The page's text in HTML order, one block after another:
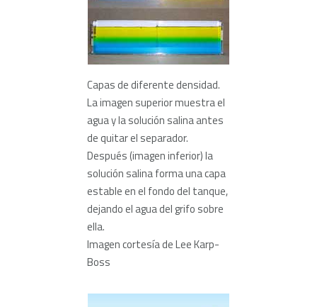
Capas de diferente densidad.
La imagen superior muestra el
agua y la solución salina antes
de quitar el separador.
Después (imagen inferior) la
solución salina forma una capa
estable en el fondo del tanque,
dejando el agua del grifo sobre
ella.
Imagen cortesía de Lee Karp-
Boss